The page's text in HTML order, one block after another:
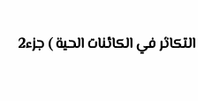
امتحان الكتروني أحياء درس ( التكاثر في الكائنات الحية ) جزء2